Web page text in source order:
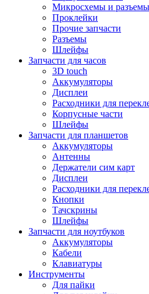
Микросхемы и разъемы
Проклейки
Прочие запчасти
Разъемы
Шлейфы
Запчасти для часов
3D touch
Аккумуляторы
Дисплеи
Расходники для
Корпусные части
Шлейфы
Запчасти для планшетов
Аккумуляторы
Антенны
Держатели сим карт
Дисплеи
Расходники для
Кнопки
Тачскрины
Шлейфы
Запчасти для ноутбуков
Аккумуляторы
Кабели
Клавиатуры
Инструменты
Для пайки